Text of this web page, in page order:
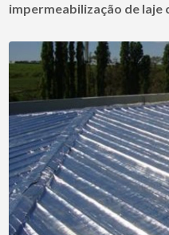
impermeabilização de laje